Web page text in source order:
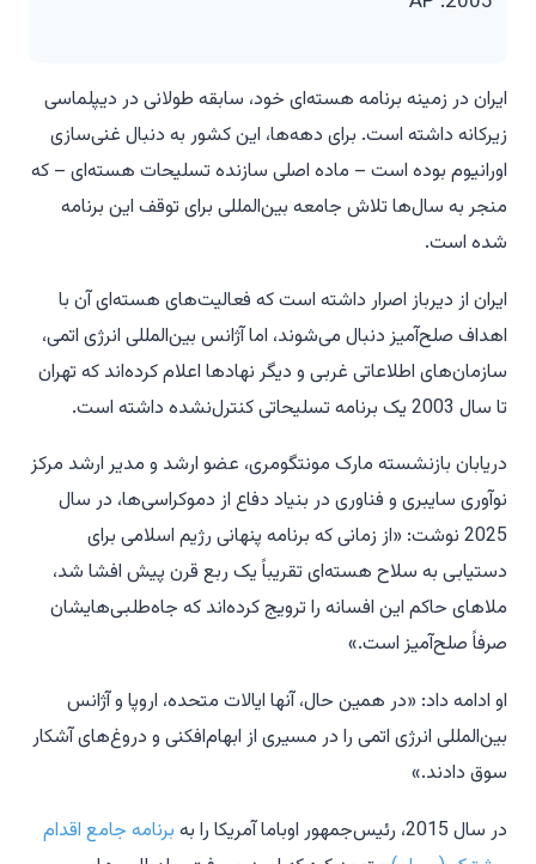
ایران در زمینه برنامه هسته‌ای خود، سابقه طولانی در دیپلماسی
زیرکانه داشته است. برای دهه‌ها، این کشور به دنبال غنی‌سازی
اورانیوم بوده است – ماده اصلی سازنده تسلیحات هسته‌ای – که
منجر به سال‌ها تلاش جامعه بین‌المللی برای توقف این برنامه
شده است.
ایران از دیرباز اصرار داشته است که فعالیت‌های هسته‌ای آن با
اهداف صلح‌آمیز دنبال می‌شوند، اما آژانس بین‌المللی انرژی اتمی،
سازمان‌های اطلاعاتی غربی و دیگر نهادها اعلام کرده‌اند که تهران
تا سال 2003 یک برنامه تسلیحاتی کنترل‌نشده داشته است.
دریابان بازنشسته مارک مونتگومری، عضو ارشد و مدیر ارشد مرکز
نوآوری سایبری و فناوری در بنیاد دفاع از دموکراسی‌ها، در سال
2025 نوشت: «از زمانی که برنامه پنهانی رژیم اسلامی برای
دستیابی به سلاح هسته‌ای تقریباً یک ربع قرن پیش افشا شد،
ملاهای حاکم این افسانه را ترویج کرده‌اند که جاه‌طلبی‌هایشان
صرفاً صلح‌آمیز است.»
او ادامه داد: «در همین حال، آنها ایالات متحده، اروپا و آژانس
بین‌المللی انرژی اتمی را در مسیری از ابهام‌افکنی و دروغ‌های آشکار
سوق دادند.»
در سال 2015، رئیس‌جمهور اوباما آمریکا را به
برنامه جامع اقدام